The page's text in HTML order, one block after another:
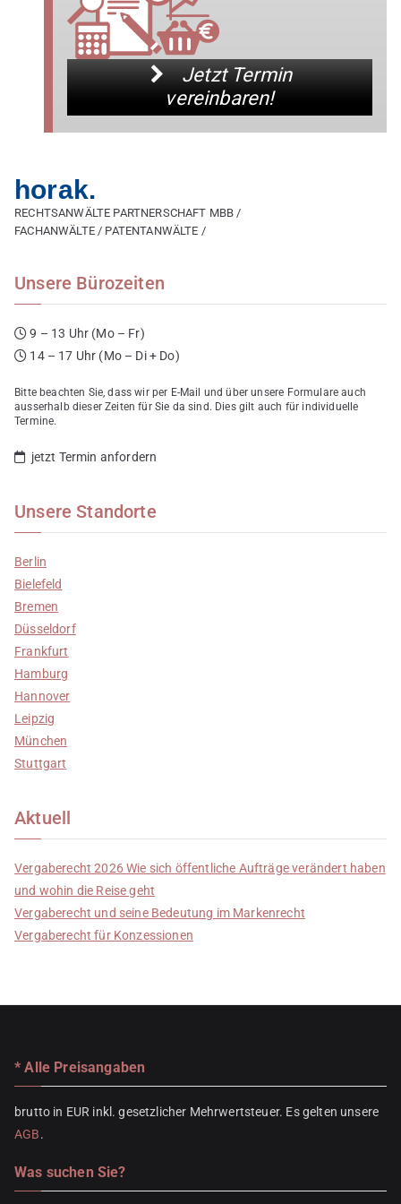
Jetzt Termin
vereinbaren!
horak.
RECHTSANWÄLTE PARTNERSCHAFT MBB /
FACHANWÄLTE / PATENTANWÄLTE /
Unsere Bürozeiten
9 – 13 Uhr (Mo – Fr)
14 – 17 Uhr (Mo – Di + Do)
Bitte beachten Sie, dass wir per E-Mail und über unsere Formulare auch
ausserhalb dieser Zeiten für Sie da sind. Dies gilt auch für individuelle
Termine.
jetzt Termin anfordern
Unsere Standorte
Berlin
Bielefeld
Bremen
Düsseldorf
Frankfurt
Hamburg
Hannover
Leipzig
München
Stuttgart
Aktuell
Vergaberecht 2026 Wie sich öffentliche Aufträge verändert haben
und wohin die Reise geht
Vergaberecht und seine Bedeutung im Markenrecht
Vergaberecht für Konzessionen
* Alle Preisangaben
brutto in EUR inkl. gesetzlicher Mehrwertsteuer. Es gelten unsere
AGB.
Was suchen Sie?